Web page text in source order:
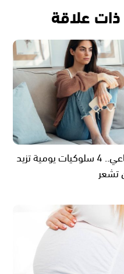
علاقة
القلق الاجتماعي.. 4 سلوكيات يومية تزيد
تشعر